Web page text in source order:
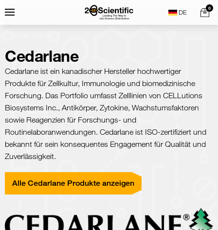
toMenu
Home
0
Cedarlane
Cedarlane ist ein kanadischer Hersteller hochwertiger
Produkte für Zellkultur, Immunologie und biomedizinische
Forschung. Das Portfolio umfasst Zelllinien von CELLutions
Biosystems Inc., Antikörper, Zytokine, Wachstumsfaktoren
sowie Reagenzien für Forschungs- und
Routinelaboranwendungen. Cedarlane ist ISO-zertifiziert und
bekannt für sein konsequentes Engagement für Qualität und
Zuverlässigkeit.
Alle Cedarlane Produkte anzeigen